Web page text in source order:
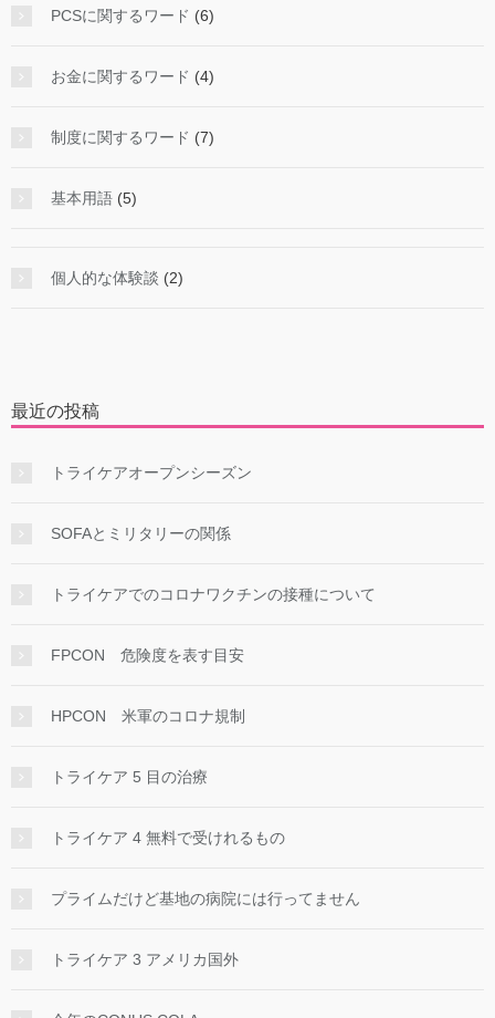
PCSに関するワード (6)
お金に関するワード (4)
制度に関するワード (7)
基本用語 (5)
個人的な体験談 (2)
最近の投稿
トライケアオープンシーズン
SOFAとミリタリーの関係
トライケアでのコロナワクチンの接種について
FPCON 危険度を表す目安
HPCON 米軍のコロナ規制
トライケア 5 目の治療
トライケア 4 無料で受けれるもの
プライムだけど基地の病院には行ってません
トライケア 3 アメリカ国外